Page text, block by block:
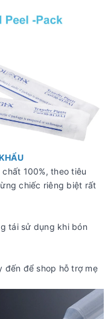
100%, theo tiêu
chiếc riêng biệt rất
tái sử dụng khi bón
đến để shop hỗ trợ mẹ